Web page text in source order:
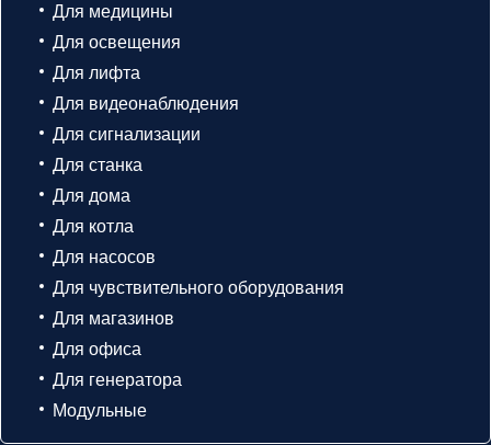
Для медицины
Для освещения
Для лифта
Для видеонаблюдения
Для сигнализации
Для станка
Для дома
Для котла
Для насосов
Для чувствительного оборудования
Для магазинов
Для офиса
Для генератора
Модульные